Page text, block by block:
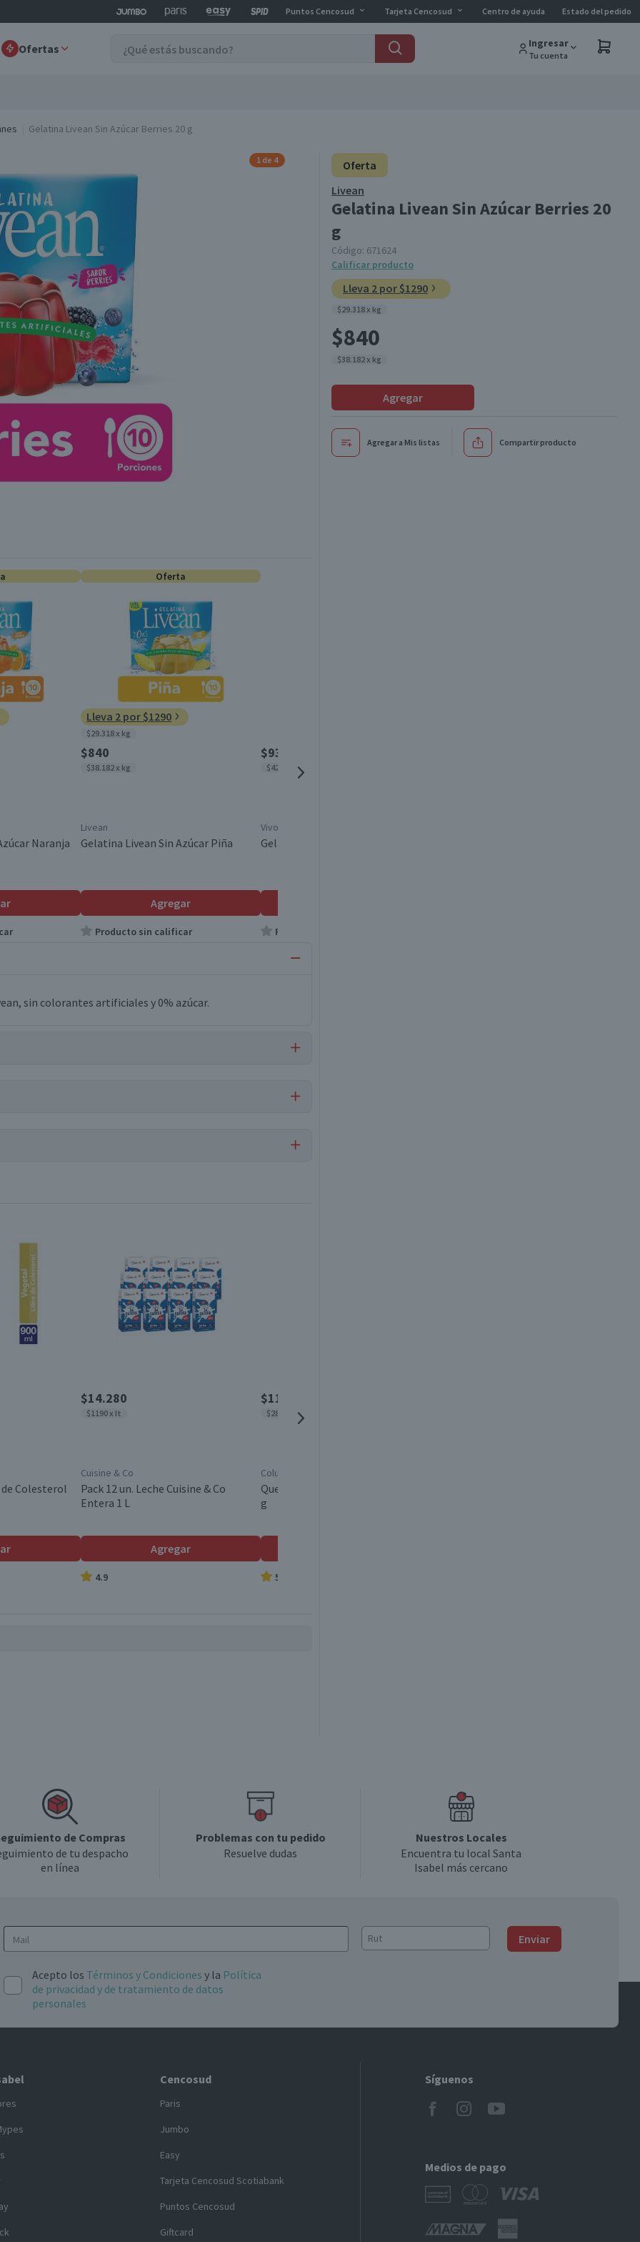
Puntos Cencosud Tarjeta Cencosud Centro de ayuda Estado del pedido
Ofertas Ingresar
Tu cuenta
Gelatina Livean Sin Azúcar Berries 20 g
Oferta
Livean
Gelatina Livean Sin Azúcar Berries 20
g
Código: 671624
Calificar producto
Lleva 2 por $1290
$29.318 x kg
$840
$38.182 x kg
Agregar
Agregar a Mis listas Compartir producto
1 de 4
Naranja
Oferta
Lleva 2 por $1290
$29.318 x kg
$840
$38.182 x kg
Livean
Gelatina Livean Sin Azúcar Piña
Agregar
Producto sin calificar
$930
$42.273 x kg
Vivo
Gelatina Vivo Sin Azúcar Naranja 22 g
Producto sin calificar
sin colorantes artificiales y 0% azúcar.
10,4
Conservar en un lugar fresco y seco
Caja
Chile
Colesterol
$14.280
$1190 x lt
Cuisine & Co
Pack 12 un. Leche Cuisine & Co
Entera 1 L
Agregar
4.9
$1130
$28.250 x kg
Colun
Queso Reggianito Colun Rallado 40
g
5.0
de Compras
de tu despacho
en línea
Problemas con tu pedido
Resuelve dudas
Nuestros Locales
Encuentra tu local Santa
Isabel más cercano
Enviar
Acepto los Términos y Condiciones y la Política
de privacidad y de tratamiento de datos
personales
Cencosud
Paris
Jumbo
Easy
Tarjeta Cencosud Scotiabank
Puntos Cencosud
Giftcard
Síguenos
Medios de pago